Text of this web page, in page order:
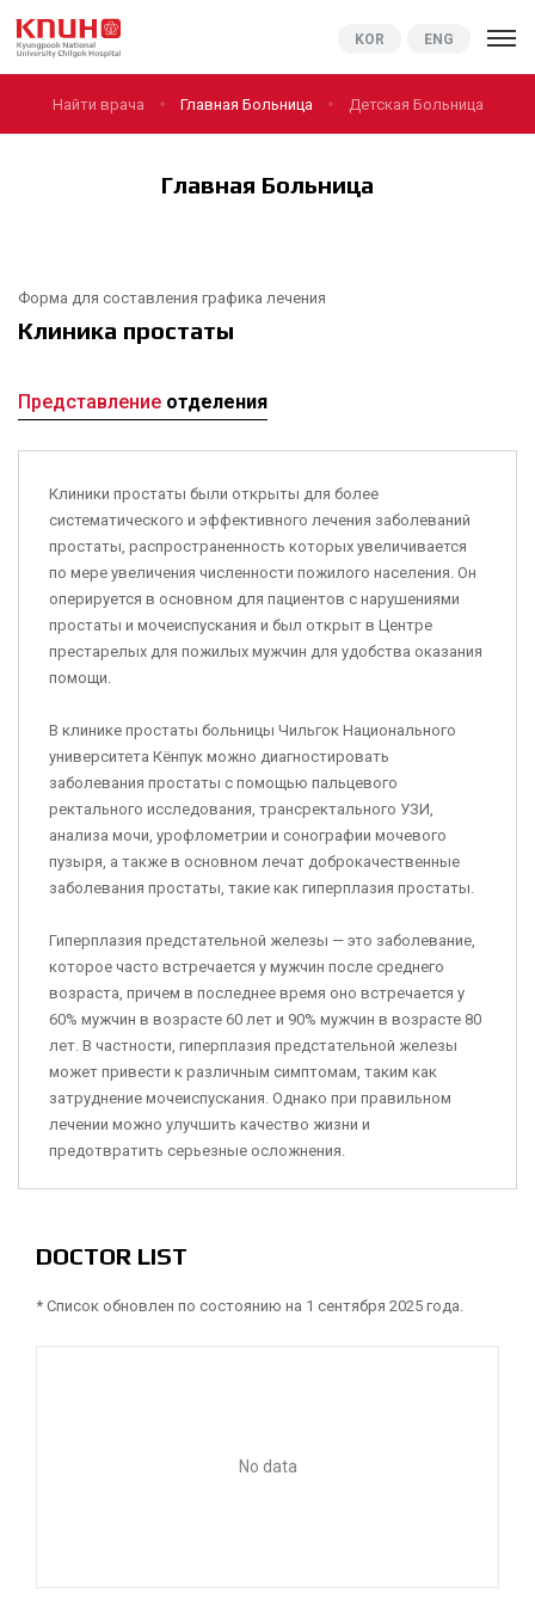
KNUCH
KOR ENG
Найти врача Главная Больница Детская Больница
Главная Больница
Форма для составления графика лечения
Клиника простаты
Представление отделения
Клиники простаты были открыты для более
систематического и эффективного лечения заболеваний
простаты, распространенность которых увеличивается
по мере увеличения численности пожилого населения. Он
оперируется в основном для пациентов с нарушениями
простаты и мочеиспускания и был открыт в Центре
престарелых для пожилых мужчин для удобства оказания
помощи.
В клинике простаты больницы Чильгок Национального
университета Кёнпук можно диагностировать
заболевания простаты с помощью пальцевого
ректального исследования, трансректального УЗИ,
анализа мочи, урофлометрии и сонографии мочевого
пузыря, а также в основном лечат доброкачественные
заболевания простаты, такие как гиперплазия простаты.
Гиперплазия предстательной железы — это заболевание,
которое часто встречается у мужчин после среднего
возраста, причем в последнее время оно встречается у
60% мужчин в возрасте 60 лет и 90% мужчин в возрасте 80
лет. В частности, гиперплазия предстательной железы
может привести к различным симптомам, таким как
затруднение мочеиспускания. Однако при правильном
лечении можно улучшить качество жизни и
предотвратить серьезные осложнения.
DOCTOR LIST
* Список обновлен по состоянию на 1 сентября 2025 года.
No data